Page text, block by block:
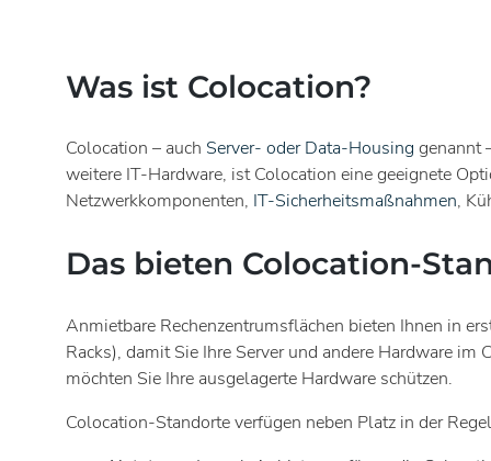
Was ist Colocation?
Colocation – auch Server- oder Data-Housing genannt
weitere IT-Hardware, ist Colocation eine geeignete
Netzwerkkomponenten, IT-Sicherheitsmaßnahmen,
Das bieten Colocation-
Anmietbare Rechenzentrumsflächen bieten Ihnen in
Racks), damit Sie Ihre Server und andere Hardware
möchten Sie Ihre ausgelagerte Hardware schützen.
Colocation-Standorte verfügen neben Platz in der